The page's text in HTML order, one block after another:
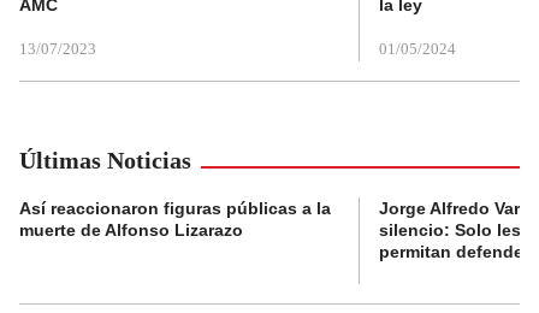
AMC
13/07/2023
la ley
01/05/2024
Últimas Noticias
Así reaccionaron figuras públicas a la
muerte de Alfonso Lizarazo
Jorge Alfredo
silencio: Solo les
permitan